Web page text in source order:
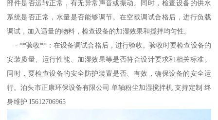
部件是否运转正常，有无异常声音或振动。同时，检查设备的供水
系统是否正常，水量是否能够调节。在空载调试合格后，进行负载
调试，加入适量的物料，检查设备的加湿效果和搅拌均匀性。
- **验收**：在设备调试合格后，进行验收。验收时要检查设备的
安装质量、运行性能、加湿效果等是否符合设计要求和相关标准。
同时，要检查设备的安全防护装置是否、有效，确保设备的安全运
行。泊头市正康环保设备有限公司 单轴粉尘加湿搅拌机 支持定制 终
身维护 I5612706965